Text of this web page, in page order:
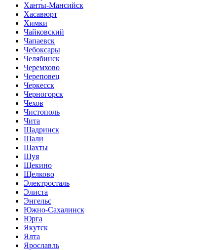
Ханты-Мансийск
Хасавюрт
Химки
Чайковский
Чапаевск
Чебоксары
Челябинск
Черемхово
Череповец
Черкесск
Черногорск
Чехов
Чистополь
Чита
Шадринск
Шали
Шахты
Шуя
Щекино
Щелково
Электросталь
Элиста
Энгельс
Южно-Сахалинск
Юрга
Якутск
Ялта
Ярославль